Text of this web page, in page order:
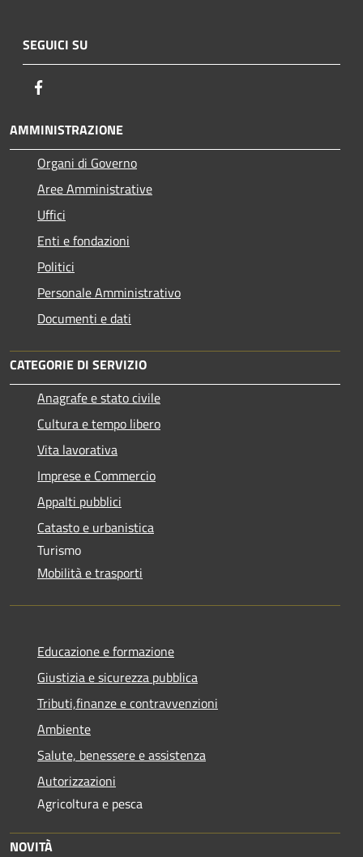
SEGUICI SU
AMMINISTRAZIONE
Organi di Governo
Aree Amministrative
Uffici
Enti e fondazioni
Politici
Personale Amministrativo
Documenti e dati
CATEGORIE DI SERVIZIO
Anagrafe e stato civile
Cultura e tempo libero
Vita lavorativa
Imprese e Commercio
Appalti pubblici
Catasto e urbanistica
Turismo
Mobilità e trasporti
Educazione e formazione
Giustizia e sicurezza pubblica
Tributi,finanze e contravvenzioni
Ambiente
Salute, benessere e assistenza
Autorizzazioni
Agricoltura e pesca
NOVITÀ